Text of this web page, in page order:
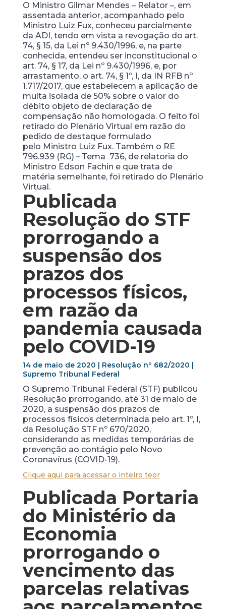
O Ministro Gilmar Mendes – Relator –, em
assentada anterior, acompanhado pelo
Ministro Luiz Fux, conheceu parcialmente
da ADI, tendo em vista a revogação do art.
74, § 15, da Lei nº 9.430/1996, e, na parte
conhecida, entendeu ser inconstitucional o
art. 74, § 17, da Lei nº 9.430/1996, e, por
arrastamento, o art. 74, § 1º, I, da IN RFB nº
1.717/2017, que estabelecem a aplicação de
multa isolada de 50% sobre o valor do
débito objeto de declaração de
compensação não homologada. O feito foi
retirado do Plenário Virtual em razão do
pedido de destaque formulado
pelo Ministro Luiz Fux. Também o RE
796.939 (RG) –Tema 736, de relatoria do
Ministro Edson Fachin e que trata de
matéria semelhante, foi retirado do Plenário
Virtual.
Publicada
Resolução do STF
prorrogando a
suspensão dos
prazos dos
processos físicos,
em razão da
pandemia causada
pelo COVID-19
14 de maio de 2020 | Resolução nº 682/2020 |
Supremo Tribunal Federal
O Supremo Tribunal Federal (STF) publicou
Resolução prorrogando, até 31 de maio de
2020, a suspensão dos prazos de
processos físicos determinada pelo art. 1º, I,
da Resolução STF nº 670/2020,
considerando as medidas temporárias de
prevenção ao contágio pelo Novo
Coronavírus (COVID-19).
Clique aqui para acessar o inteiro teor
Publicada Portaria
do Ministério da
Economia
prorrogando o
vencimento das
parcelas relativas